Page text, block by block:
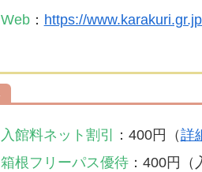
Web： https://
入館料ネット割引 ：400円（詳
箱根フリーパス優待：400円（